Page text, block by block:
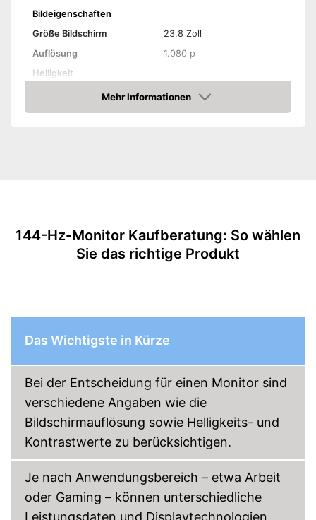
Bildeigenschaften
Größe Bildschirm
23,8 Zoll
Auflösung
1.080 p
Helligkeit
Reaktionszeit
Lautsprecher
Höhenverstellbar
Gewicht
5,7 kg
Amazon Lieferzeit
siehe Anbieter
Mehr Informationen
Amazon
144-Hz-Monitor Kaufberatung: So wählen
Sie das richtige Produkt
Das Wichtigste in Kürze
Bei der Entscheidung für einen Monitor sind
verschiedene Angaben wie die
Bildschirmauflösung sowie Helligkeits- und
Kontrastwerte zu berücksichtigen.
Je nach Anwendungsbereich – etwa Arbeit
oder Gaming – können unterschiedliche
Leistungsdaten und Displaytechnologien